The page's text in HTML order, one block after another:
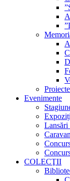
Evenimente
Lansări
COLECŢII